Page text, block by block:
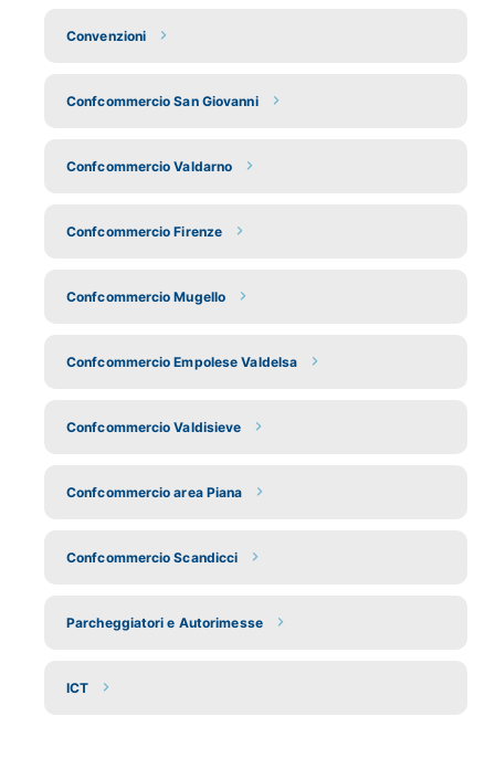
Convenzioni
Confcommercio San Giovanni
Confcommercio Valdarno
Confcommercio Firenze
Confcommercio Mugello
Confcommercio Empolese Valdelsa
Confcommercio Valdisieve
Confcommercio area Piana
Confcommercio Scandicci
Parcheggiatori e Autorimesse
ICT